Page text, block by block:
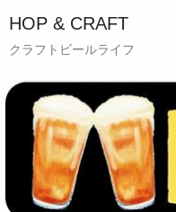
HOP & CRAFT
クラフトビールライフ